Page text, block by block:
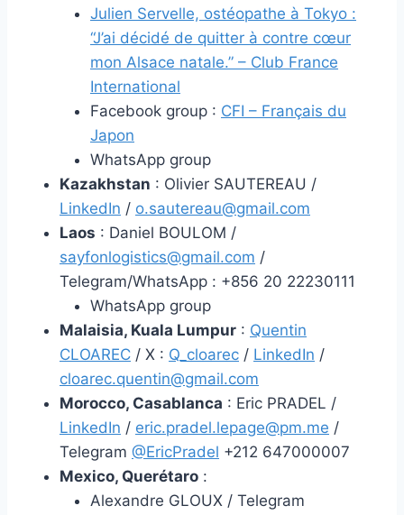
Julien Servelle, ostéopathe à Tokyo :
“J’ai décidé de quitter à contre cœur
mon Alsace natale.” – Club France
International
Facebook group : CFI – Français du
Japon
WhatsApp group
Kazakhstan : Olivier SAUTEREAU /
LinkedIn / o.sautereau@gmail.com
Laos : Daniel BOULOM /
sayfonlogistics@gmail.com /
Telegram/WhatsApp : +856 20 22230111
WhatsApp group
Malaisia, Kuala Lumpur : Quentin
CLOAREC / X : Q_cloarec / LinkedIn /
cloarec.quentin@gmail.com
Morocco, Casablanca : Eric PRADEL /
LinkedIn / eric.pradel.lepage@pm.me /
Telegram @EricPradel +212 647000007
Mexico, Querétaro :
Alexandre GLOUX / Telegram